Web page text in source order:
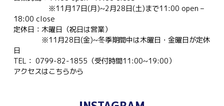
※11月17日(月)~2月28日(土)まで11:00 open –
18:00 close
定休日：木曜日（祝日は営業）
※11月28日(金)~冬季期間中は木曜日・金曜日が定休
日
TEL： 0799-82-1855（受付時間11:00~19:00）
アクセスはこちらから